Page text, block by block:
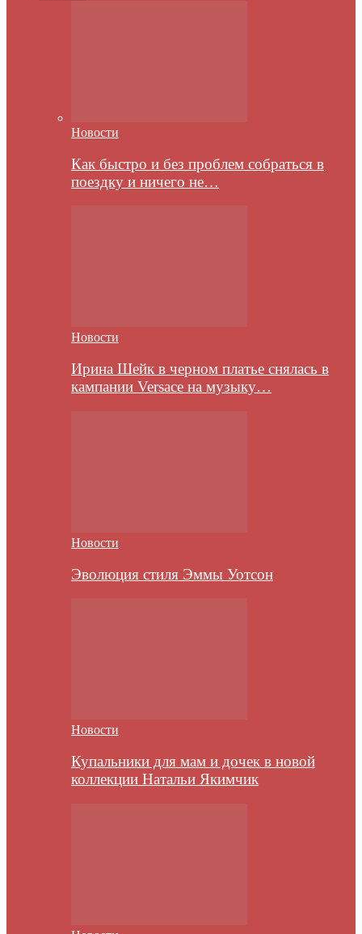
Новости
Как быстро и без проблем собраться в
поездку и ничего не…
Новости
Ирина Шейк в черном платье снялась в
кампании Versace на музыку…
Новости
Эволюция стиля Эммы Уотсон
Новости
Купальники для мам и дочек в новой
коллекции Натальи Якимчик